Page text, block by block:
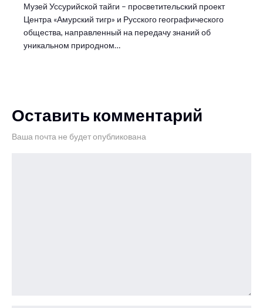
Музей Уссурийской тайги – просветительский проект
Центра «Амурский тигр» и Русского географического
общества, направленный на передачу знаний об
уникальном природном…
Оставить комментарий
Ваша почта не будет опубликована